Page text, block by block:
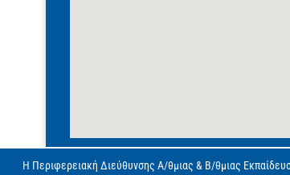
Η Περιφερειακή Διεύθυνσης Α/θμιας & Β/θμιας